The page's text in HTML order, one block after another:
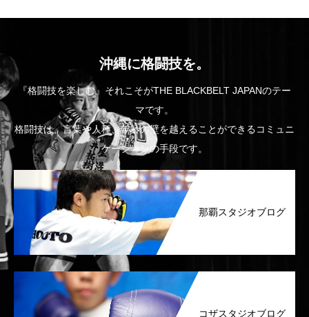
沖縄に格闘技を。
『格闘技を楽しむ』それこそがTHE BLACKBELT JAPANのテー
マです。
格闘技は、言葉や人種、年齢の壁を越えることができるコミュニ
ケーションの手段です。
那覇スタジオブログ
コザスタジオブログ